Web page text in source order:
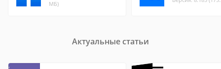
МБ)
Актуальные статьи